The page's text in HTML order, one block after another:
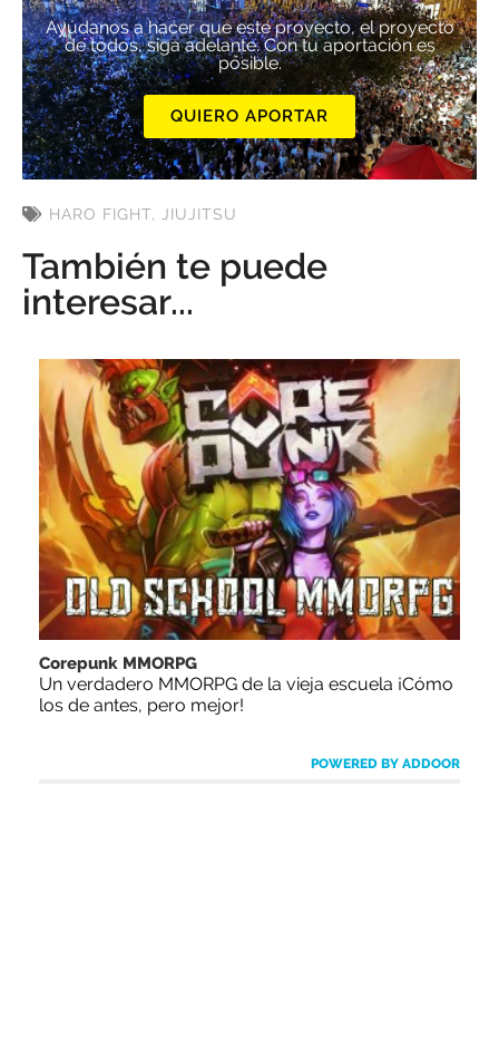
Ayúdanos a hacer que este proyecto, el proyecto
de todos, siga adelante. Con tu aportación es
posible.
QUIERO APORTAR
HARO FIGHT, JIUJITSU
También te puede
interesar...
Corepunk MMORPG
Un verdadero MMORPG de la vieja escuela ¡Cómo
los de antes, pero mejor!
POWERED BY ADDOOR